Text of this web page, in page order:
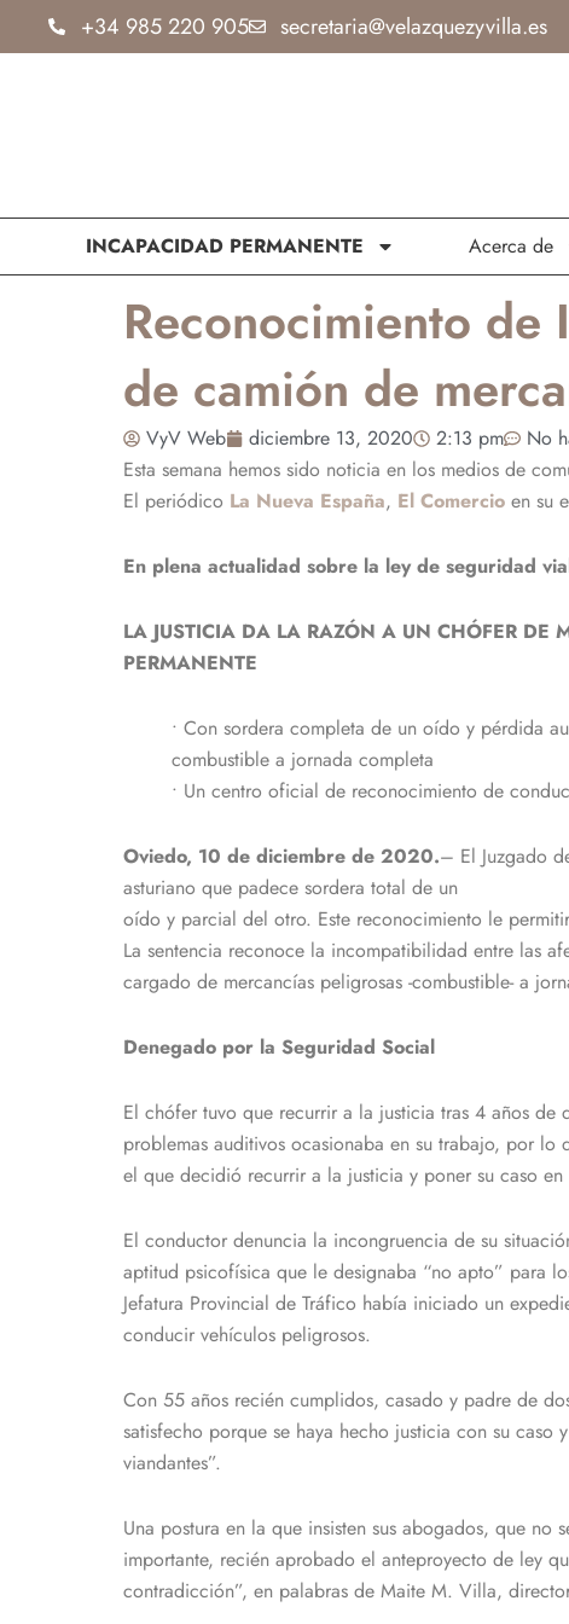
+34 985 220 905 secretaria@velazquezyvilla.es
INCAPACIDAD PERMANENTE Acerca de
Reconocimiento de
de camión de
VyV Web diciembre 13, 2020 2:13 pm
No
Esta semana hemos sido noticia en los medios de
El periódico La Nueva España, El Comercio en su
En plena actualidad sobre la ley de seguridad
LA JUSTICIA DA LA RAZÓN A UN CHÓFER DE
PERMANENTE
• Con sordera completa de un oído y pérdida
combustible a jornada completa
• Un centro oficial de reconocimiento de
Oviedo, 10 de diciembre de 2020.– El Juzgado
asturiano que padece sordera total de un
oído y parcial del otro. Este reconocimiento le
La sentencia reconoce la incompatibilidad entre las
cargado de mercancías peligrosas -combustible- a
Denegado por la Seguridad Social
El chófer tuvo que recurrir a la justicia tras 4 años
problemas auditivos ocasionaba en su trabajo, por
el que decidió recurrir a la justicia y poner su caso
El conductor denuncia la incongruencia de su
aptitud psicofísica que le designaba “no apto” para
Jefatura Provincial de Tráfico había iniciado un
conducir vehículos peligrosos.
Con 55 años recién cumplidos, casado y padre de
satisfecho porque se haya hecho justicia con su
viandantes”.
Una postura en la que insisten sus abogados, que
importante, recién aprobado el anteproyecto de ley
contradicción”, en palabras de Maite M. Villa,